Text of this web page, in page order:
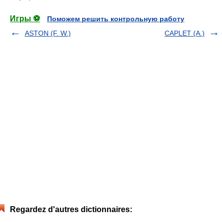
Игры ⚽
Поможем решить контрольную работу
ASTON (F. W.)
CAPLET (A.)
Regardez d'autres dictionnaires: